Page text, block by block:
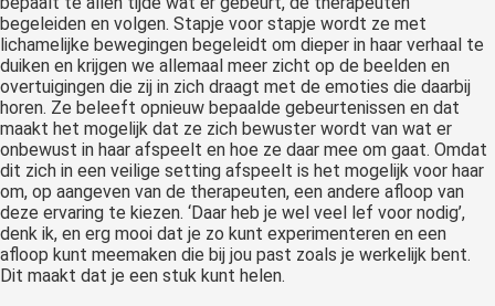
begeleiden en volgen. Stapje voor stapje wordt ze met
lichamelijke bewegingen begeleidt om dieper in haar verhaal te
duiken en krijgen we allemaal meer zicht op de beelden en
overtuigingen die zij in zich draagt met de emoties die daarbij
horen. Ze beleeft opnieuw bepaalde gebeurtenissen en dat
maakt het mogelijk dat ze zich bewuster wordt van wat er
onbewust in haar afspeelt en hoe ze daar mee om gaat. Omdat
dit zich in een veilige setting afspeelt is het mogelijk voor haar
om, op aangeven van de therapeuten, een andere afloop van
deze ervaring te kiezen. ‘Daar heb je wel veel lef voor nodig’,
denk ik, en erg mooi dat je zo kunt experimenteren en een
afloop kunt meemaken die bij jou past zoals je werkelijk bent.
Dit maakt dat je een stuk kunt helen.